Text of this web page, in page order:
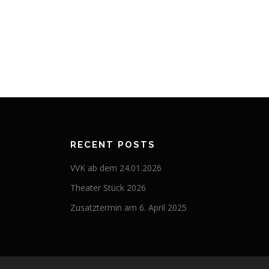
RECENT POSTS
VVK ab dem 24.01.2026
Theater Stück 2026
Zusatztermin am 6. April 2025